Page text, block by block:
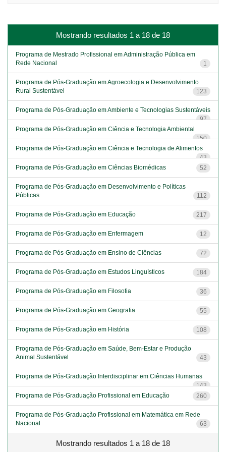
Mostrando resultados 1 a 18 de 18
Programa de Mestrado Profissional em Administração Pública em
Rede Nacional
1
Programa de Pós-Graduação em Agroecologia e Desenvolvimento
Rural Sustentável
123
Programa de Pós-Graduação em Ambiente e Tecnologias Sustentáveis
97
Programa de Pós-Graduação em Ciência e Tecnologia Ambiental
150
Programa de Pós-Graduação em Ciência e Tecnologia de Alimentos
43
Programa de Pós-Graduação em Ciências Biomédicas
52
Programa de Pós-Graduação em Desenvolvimento e Políticas
Públicas
112
Programa de Pós-Graduação em Educação 217
Programa de Pós-Graduação em Enfermagem 12
Programa de Pós-Graduação em Ensino de Ciências 72
Programa de Pós-Graduação em Estudos Linguísticos 184
Programa de Pós-Graduação em Filosofia 36
Programa de Pós-Graduação em Geografia 55
Programa de Pós-Graduação em História 108
Programa de Pós-Graduação em Saúde, Bem-Estar e Produção
Animal Sustentável
43
Programa de Pós-Graduação Interdisciplinar em Ciências Humanas
143
Programa de Pós-Graduação Profissional em Educação
260
Programa de Pós-Graduação Profissional em Matemática em Rede
Nacional
63
Mostrando resultados 1 a 18 de 18